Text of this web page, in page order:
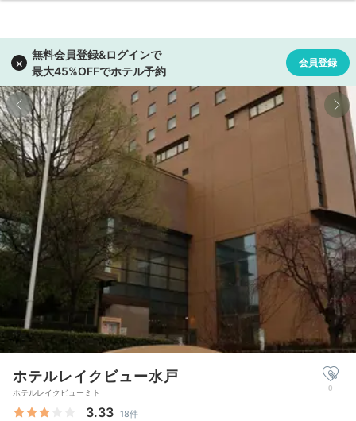
ホテルレイクビュー水戸
ホテルレイクビューミト
3.33 18件
0